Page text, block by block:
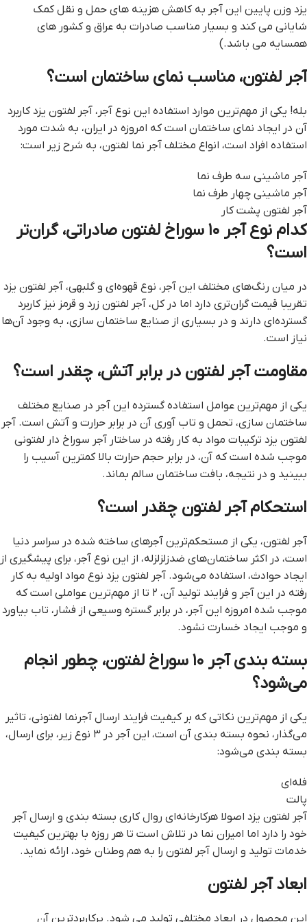
یزد وزن پایین این آجر به کاهش هزینه های حمل و نقل کمک
شایانی می کند و بسیار مناسب صادرات به عراق و کشور های
همسایه می باشد.)
آجر لفتون، مناسب نمای ساختمان است؟
بله! یکی از مهم‌ترین موارد استفاده این نوع آجر، آجر لفتون یزد کاربرد
آن در ایجاد نمای ساختمان است که امروزه در ایران، به شدت مورد
استفاده افراد است، انواع مختلف آجر نما لفتون، به شرح زیر است:
آجر ماشینی سه طرف نما
آجر ماشینی چهار طرف نما
آجر لفتون پشت کار
کدام نوع آجر ۱۰ سوراخ لفتون صادراتی، گران‌تر
است؟
در میان رنگ‌های مختلف این آجر، نوع قهوه‌ای و گلبهی، آجر لفتون یزد
تقریبا قیمت گران‌تری دارد اما در کل، آجر لفتون زرد و قرمز نیز کاربرد
گسترده‌ای دارند و در بسیاری از صنایع ساختمان سازی، به وجود آن‌ها
نیاز است.
مقاومت آجر لفتون در برابر آتش، چقدر است؟
یکی از مهم‌ترین عوامل استفاده گسترده این آجر در صنایع مختلف
ساختمان سازی، تحمل و تاب آوری آن در برابر حرارت و آتش است. آجر
لفتون یزد ترکیبات مواد به کار رفته در ساختار آجر سوراخ دار لفتونی
موجب شده است که آن، در برابر حجم حرارت بالا کمترین آسیب را
ببینید و در نتیجه، بافت ساختمان سالم بماند.
استحکام آجر لفتون چقدر است؟
آجر لفتون، یکی از مستحکم‌ترین آجرهای ساخته شده در سراسر دنیا
است، در اکثر ساختمان‌های ضدزلزلزله، از این نوع آجر، برای پیشگیری از
ایجاد حوادث، استفاده می‌شود. آجر لفتون یزد نوع مواد اولیه به کار
رفته در این آجر و فرایند تولید آن، ۲ تا از مهم‌‌ترین عواملی است که
موجب شده امروزه این آجر، در برابر گستره وسیعی از فشار، تاب بیاورد
و موجب ایجاد خسارت نشود.
بسته بندی آجر ۱۰ سوراخ لفتون، چطور انجام
می‌شود؟
یکی از مهم‌ترین نکاتی که بر کیفیت فرایند ارسال آجرنما لفتونی، تاثیر
می‌گذار، نحوه بسته بندی آن است، این آجر در ۳ نوع زیر، برای ارسال،
بسته بندی می‌شود:
فله‌ای
پالت
آجر لفتون یزد اصولا هرکارخانه‌ای روال کاری بسته بندی و ارسال آجر
خود را دارد اما امیران نما در تلاش است تا هر روزه با بهترین کیفیت
خدمات تولید و ارسال آجر لفتون را به هم وطنان خود، ارائه نماید.
ابعاد آجر لفتون
این محصول در ابعاد مختلفی تولید می شود. پرکاربردترین آن